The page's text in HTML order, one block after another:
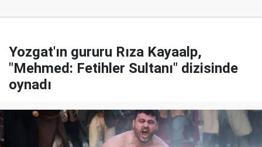
Yozgat'ın gururu Rıza Kayaalp,
"Mehmed: Fetihler Sultanı" dizisinde
oynadı